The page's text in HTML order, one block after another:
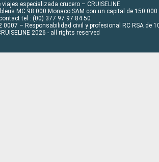
viajes especializada crucero – CRUISELINE
MC 98 000 Monaco SAM con un capital de 150 000
contact tel : (00) 377 97 97 84 50
0007 – Responsabilidad civil y profesional RC RSA de
2026 - all rights reserved